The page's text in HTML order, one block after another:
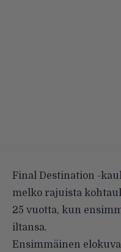
Final Destination -
melko rajuista
25 vuotta, kun
iltansa.
Ensimmäinen